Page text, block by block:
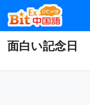
面白い記念日